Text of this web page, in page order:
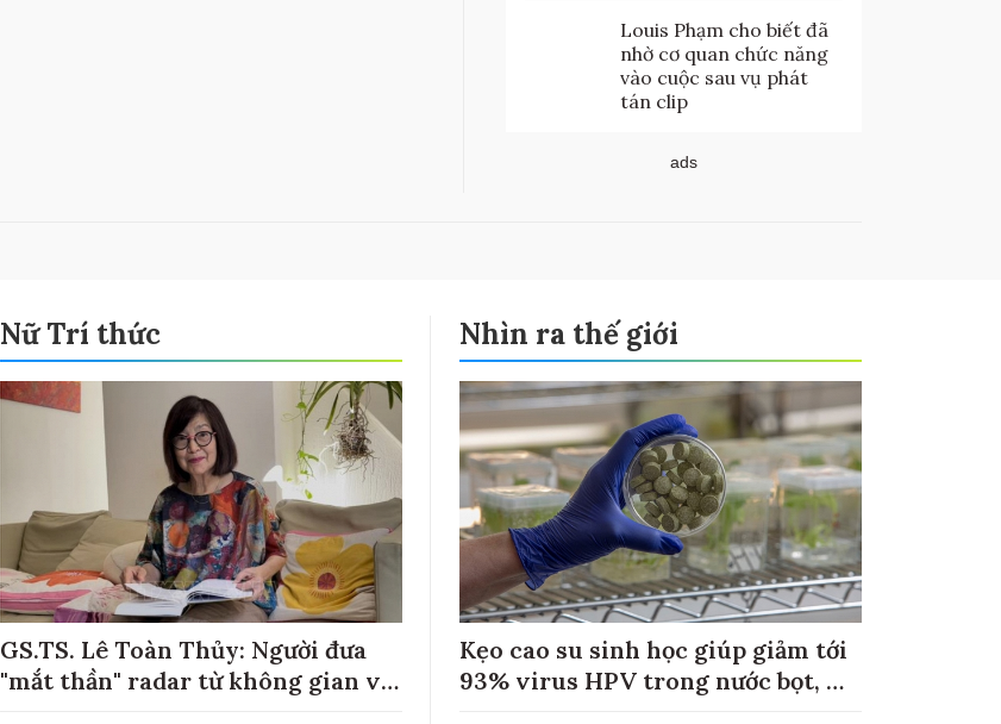
Louis Phạm cho biết đã
nhờ cơ quan chức năng
vào cuộc sau vụ phát
tán clip
ads
Nữ Trí thức
GS.TS. Lê Toàn Thủy: Người đưa
"mắt thần" radar từ không gian về
Nhìn ra thế giới
Kẹo cao su sinh học giúp giảm tới
93% virus HPV trong nước bọt, mở